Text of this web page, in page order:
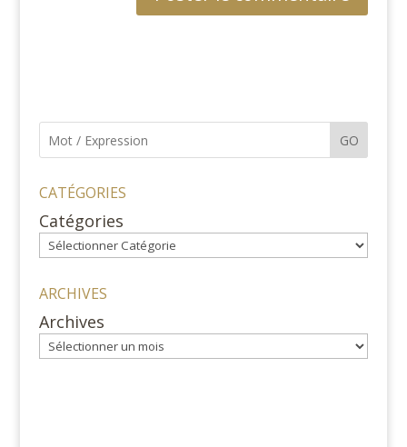
GO
CATÉGORIES
Catégories
ARCHIVES
Archives